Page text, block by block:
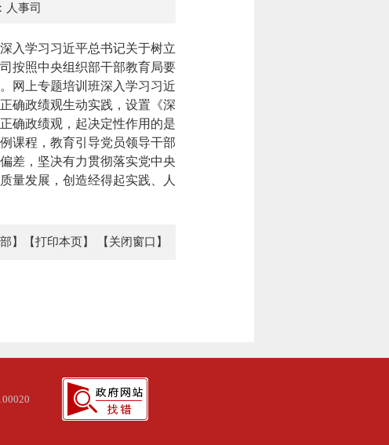
人事司
入学习习近平总书记关于树立
司按照中央组织部干部教育局要
。 网上专题培训班深入学习习近
确政绩观生动实践，设置《深
确政绩观，起决定性作用的是
课程，教育引导党员领导干部
差，坚决有力贯彻落实党中央
量发展，创造经得起实践、人
】 【打印本页】 【关闭窗口】